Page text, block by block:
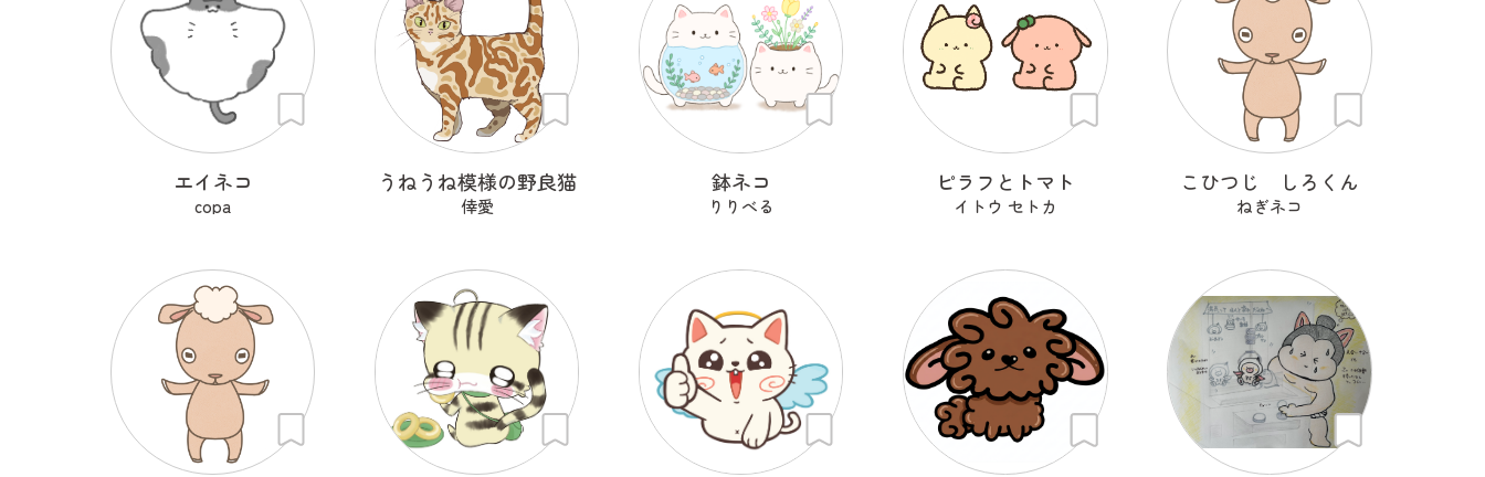
エイネコ
copa
うねうね模様の野良猫
倖愛
鉢ネコ
りりべる
ピラフとトマト
イトウ セトカ
こひつじ しろくん
ねぎネコ